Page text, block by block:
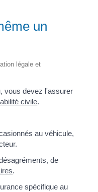
un
légale et
, vous devez l'assurer
civile.
au véhicule,
de
.
spécifique au